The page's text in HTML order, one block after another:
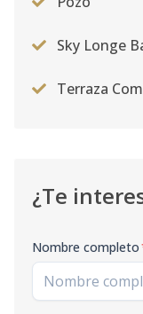
Sky Longe
Terraza
¿Te
Nombre completo